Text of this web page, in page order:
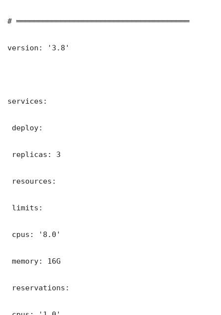
# ═══════════════════════════════════════
version: '3.8'
services:
deploy:
replicas: 3
resources:
limits:
cpus: '8.0'
memory: 16G
reservations: